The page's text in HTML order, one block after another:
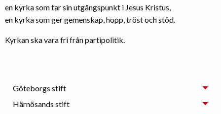
en kyrka som tar sin utgångspunkt i Jesus Kristus,
en kyrka som ger gemenskap, hopp, tröst och stöd.
Kyrkan ska vara fri från partipolitik.
Göteborgs stift
Härnösands stift